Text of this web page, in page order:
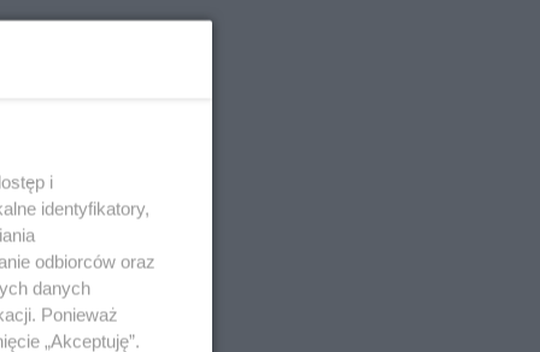
i
identyfikatory,
odbiorców oraz
danych
Ponieważ
„Akceptuję”.